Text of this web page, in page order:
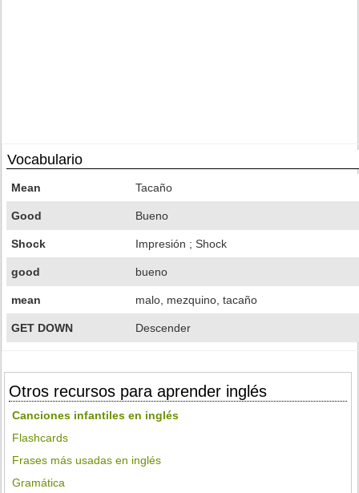
Vocabulario
Mean Tacaño
Good Bueno
Shock Impresión ; Shock
good bueno
mean malo, mezquino, tacaño
GET DOWN Descender
Otros recursos para aprender inglés
Canciones infantiles en inglés
Flashcards
Frases más usadas en inglés
Gramática